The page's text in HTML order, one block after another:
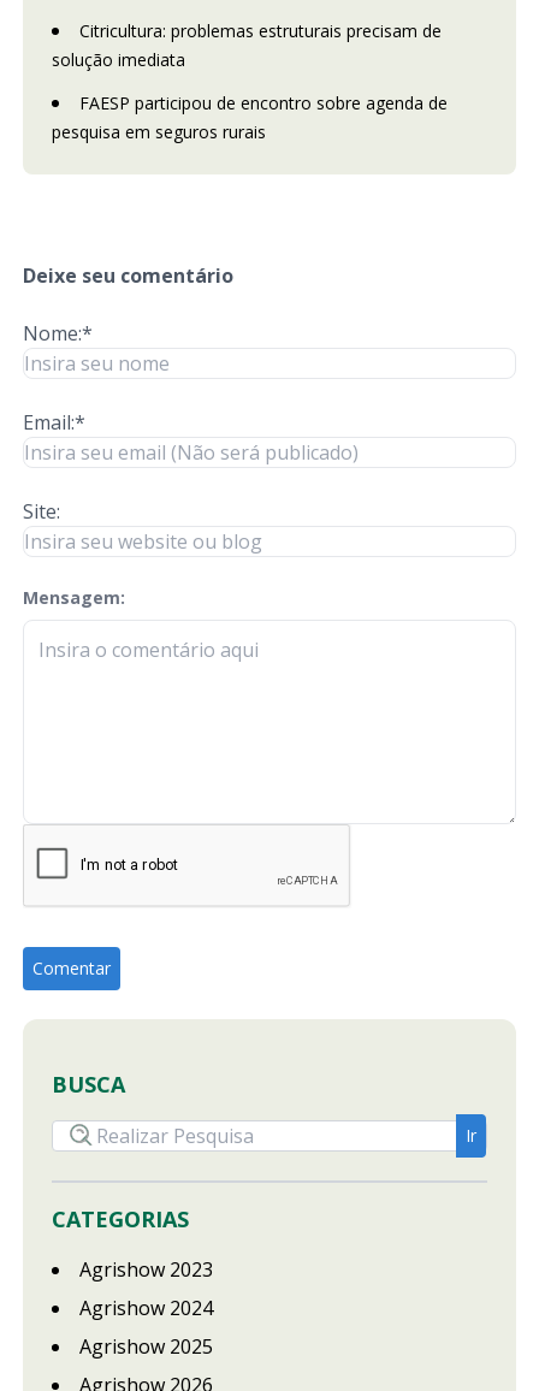
Citricultura: problemas estruturais precisam de
solução imediata
FAESP participou de encontro sobre agenda de
pesquisa em seguros rurais
Deixe seu comentário
Nome:*
Email:*
Site:
Mensagem:
check-terms
BUSCA
CATEGORIAS
Agrishow 2023
Agrishow 2024
Agrishow 2025
Agrishow 2026